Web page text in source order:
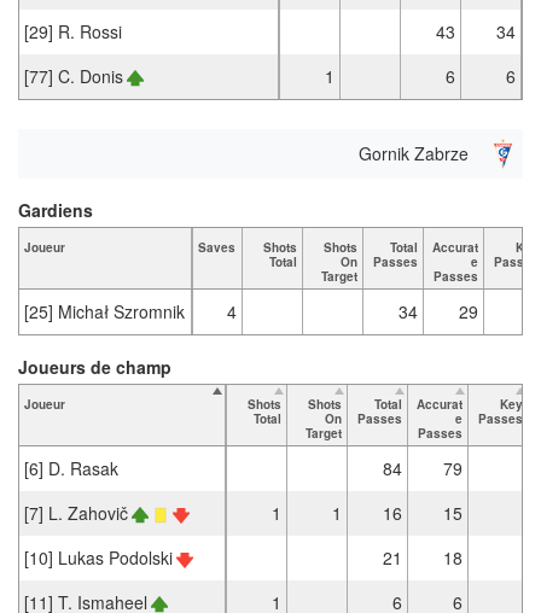
[29] R. Rossi
43
34
[77] C. Donis
1 6 6
Gornik Zabrze
Joueur Saves
Shots
Total
Shots
On
Target
Total
Passes
Accurat
e
Passes
Key
Passes
[25] Michał Szromnik 4 34 29
Gardiens
Joueur
Shots
Total
Shots
On
Target
Total
Passes
Accurat
e
Passes
Key
Passes
[6] D. Rasak 84
79
[7] L. Zahovič
1 1 16
15
[10] Lukas Podolski
21
18
[11] T. Ismaheel
1 6 6
Joueurs de champ